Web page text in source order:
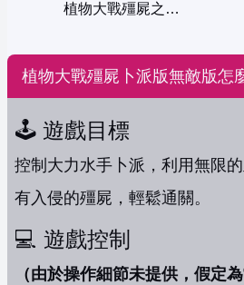
植物大戰殭屍之瘋狂大叔
植物大戰殭屍卜派版無敵版怎
🕹️ 遊戲目標
控制大力水手卜派，利用無限
有入侵的殭屍，輕鬆通關。
💻 遊戲控制
（由於操作細節未提供，假定